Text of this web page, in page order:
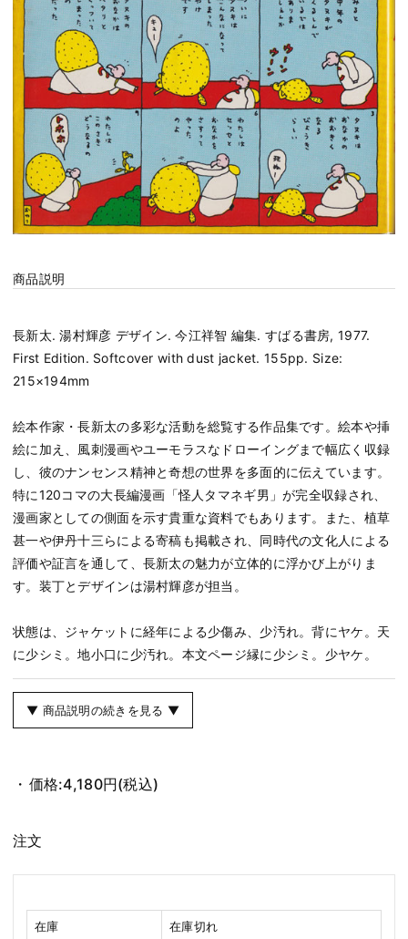
商品説明
長新太. 湯村輝彦 デザイン. 今江祥智 編集. すばる書房, 1977.
First Edition. Softcover with dust jacket. 155pp. Size:
215×194mm
絵本作家・長新太の多彩な活動を総覧する作品集です。絵本や挿
絵に加え、風刺漫画やユーモラスなドローイングまで幅広く収録
し、彼のナンセンス精神と奇想の世界を多面的に伝えています。
特に120コマの大長編漫画「怪人タマネギ男」が完全収録され、
漫画家としての側面を示す貴重な資料でもあります。また、植草
甚一や伊丹十三らによる寄稿も掲載され、同時代の文化人による
評価や証言を通して、長新太の魅力が立体的に浮かび上がりま
す。装丁とデザインは湯村輝彦が担当。
状態は、ジャケットに経年による少傷み、少汚れ。背にヤケ。天
に少シミ。地小口に少汚れ。本文ページ縁に少シミ。少ヤケ。
▼ 商品説明の続きを見る ▼
価格:4,180円(税込)
注文
在庫 在庫切れ